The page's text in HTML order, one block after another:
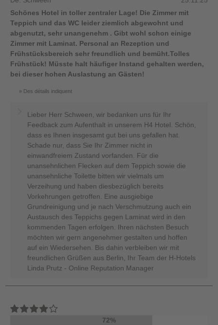
Schönes Hotel in toller zentraler Lage! Die Zimmer mit
Teppich und das WC leider ziemlich abgewohnt und
abgenutzt, sehr unangenehm . Gibt wohl schon einige
Zimmer mit Laminat. Personal an Rezeption und
Frühstücksbereich sehr freundlich und bemüht.Tolles
Frühstück! Müsste halt häufiger Instand gehalten werden,
bei dieser hohen Auslastung an Gästen!
Des détails indiquent
Lieber Herr Schween, wir bedanken uns für Ihr
Feedback zum Aufenthalt in unserem H4 Hotel. Schön,
dass es Ihnen insgesamt gut bei uns gefallen hat.
Schade nur, dass Sie Ihr Zimmer nicht in
einwandfreiem Zustand vorfanden. Für die
unansehnlichen Flecken auf dem Teppich sowie die
unansehnliche Toilette bitten wir vielmals um
Verzeihung und haben diesbezüglich bereits
Vorkehrungen getroffen. Eine ausgiebige
Grundreinigung und je nach Verschmutzung auch ein
Austausch des Teppichs gegen Laminat wird in den
kommenden Tagen erfolgen. Ihren nächsten Besuch
möchten wir gern angenehmer gestalten und hoffen
auf ein Wiedersehen. Bis dahin verbleiben wir mit
freundlichen Grüßen aus Berlin, Ihr Team der H-Hotels
Linda Prutz - Online Reputation Manager
72%